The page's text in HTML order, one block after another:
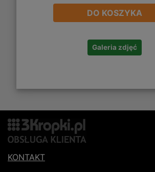
DO KOSZYKA
Galeria zdjęć
KONTAKT